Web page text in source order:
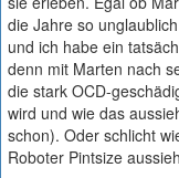
die Jahre so
und ich habe ein
denn mit Marten nach
die stark OCD-
wird und wie das
schon). Oder schlicht
Roboter Pintsize